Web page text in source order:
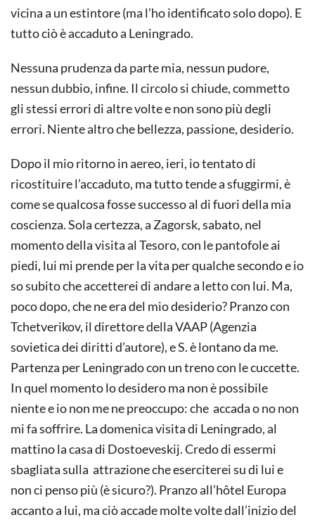
vicina a un estintore (ma l’ho identificato solo dopo). E
tutto ciò è accaduto a Leningrado.
Nessuna prudenza da parte mia, nessun pudore,
nessun dubbio, infine. Il circolo si chiude, commetto
gli stessi errori di altre volte e non sono più degli
errori. Niente altro che bellezza, passione, desiderio.
Dopo il mio ritorno in aereo, ieri, io tentato di
ricostituire l’accaduto, ma tutto tende a sfuggirmi, è
come se qualcosa fosse successo al di fuori della mia
coscienza. Sola certezza, a Zagorsk, sabato, nel
momento della visita al Tesoro, con le pantofole ai
piedi, lui mi prende per la vita per qualche secondo e io
so subito che accetterei di andare a letto con lui. Ma,
poco dopo, che ne era del mio desiderio? Pranzo con
Tchetverikov, il direttore della VAAP (Agenzia
sovietica dei diritti d’autore), e S. è lontano da me.
Partenza per Leningrado con un treno con le cuccette.
In quel momento lo desidero ma non è possibile
niente e io non me ne preoccupo: che accada o no non
mi fa soffrire. La domenica visita di Leningrado, al
mattino la casa di Dostoeveskij. Credo di essermi
sbagliata sulla attrazione che eserciterei su di lui e
non ci penso più (è sicuro?). Pranzo all’hôtel Europa
accanto a lui, ma ciò accade molte volte dall’inizio del